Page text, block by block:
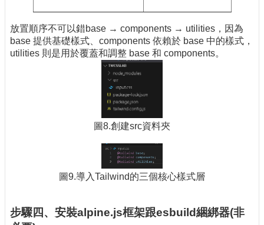
放置順序不可以錯base → components → utilities，因為
base 提供基礎樣式、components 依賴於 base 中的樣式，
utilities 則是用於覆蓋和調整 base 和 components。
圖8.創建src資料夾
圖9.導入Tailwind的三個核心樣式層
步驟四、安裝alpine.js框架跟esbuild綑綁器(非